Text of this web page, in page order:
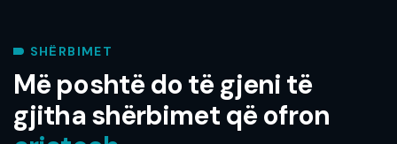
SHËRBIMET
Më poshtë do të gjeni të
gjitha shërbimet që ofron